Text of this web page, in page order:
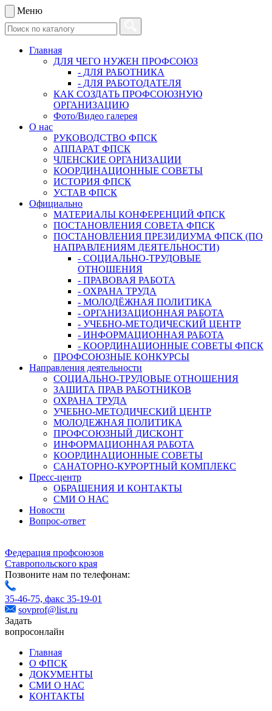
Меню
Главная
ДЛЯ ЧЕГО НУЖЕН ПРОФСОЮЗ
- ДЛЯ РАБОТНИКА
- ДЛЯ РАБОТОДАТЕЛЯ
КАК СОЗДАТЬ ПРОФСОЮЗНУЮ
ОРГАНИЗАЦИЮ
Фото/Видео галерея
О нас
РУКОВОДСТВО ФПСК
АППАРАТ ФПСК
ЧЛЕНСКИЕ ОРГАНИЗАЦИИ
КООРДИНАЦИОННЫЕ СОВЕТЫ
ИСТОРИЯ ФПСК
УСТАВ ФПСК
Официально
МАТЕРИАЛЫ КОНФЕРЕНЦИЙ ФПСК
ПОСТАНОВЛЕНИЯ СОВЕТА ФПСК
ПОСТАНОВЛЕНИЯ ПРЕЗИДИУМА ФПСК (ПО
НАПРАВЛЕНИЯМ ДЕЯТЕЛЬНОСТИ)
- СОЦИАЛЬНО-ТРУДОВЫЕ
ОТНОШЕНИЯ
- ПРАВОВАЯ РАБОТА
- ОХРАНА ТРУДА
- МОЛОДЁЖНАЯ ПОЛИТИКА
- ОРГАНИЗАЦИОННАЯ РАБОТА
- УЧЕБНО-МЕТОДИЧЕСКИЙ ЦЕНТР
- ИНФОРМАЦИОННАЯ РАБОТА
- КООРДИНАЦИОННЫЕ СОВЕТЫ ФПСК
ПРОФСОЮЗНЫЕ КОНКУРСЫ
Направления деятельности
СОЦИАЛЬНО-ТРУДОВЫЕ ОТНОШЕНИЯ
ЗАЩИТА ПРАВ РАБОТНИКОВ
ОХРАНА ТРУДА
УЧЕБНО-МЕТОДИЧЕСКИЙ ЦЕНТР
МОЛОДЕЖНАЯ ПОЛИТИКА
ПРОФСОЮЗНЫЙ ДИСКОНТ
ИНФОРМАЦИОННАЯ РАБОТА
КООРДИНАЦИОННЫЕ СОВЕТЫ
САНАТОРНО-КУРОРТНЫЙ КОМПЛЕКС
Пресс-центр
ОБРАЩЕНИЯ И КОНТАКТЫ
СМИ О НАС
Новости
Вопрос-ответ
Федерация профсоюзов
Ставропольского края
Позвоните нам по телефонам:
35-46-75, факс 35-19-01
sovprof@list.ru
Задать
вопросонлайн
Главная
О ФПСК
ДОКУМЕНТЫ
СМИ О НАС
КОНТАКТЫ